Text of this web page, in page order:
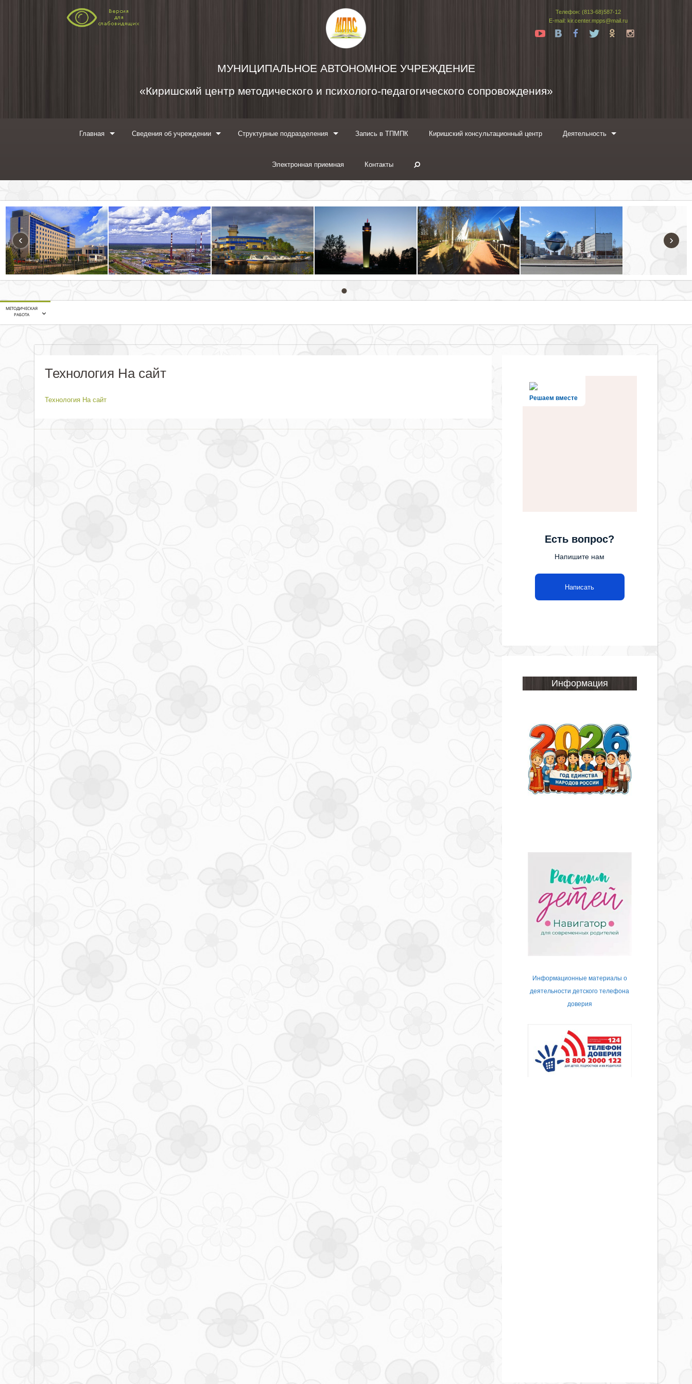
Телефон: (813-68)587-12
E-mail: kir.center.mpps@mail.ru
Yt
Tw
МУНИЦИПАЛЬНОЕ АВТОНОМНОЕ УЧРЕЖДЕНИЕ
«Киришский центр методического и психолого-педагогического сопровождения»
Главная Сведения об учреждении Структурные подразделения Запись в ТПМПК Киришский консультационный центр Деятельность
Электронная приемная Контакты
‹ ›
МЕТОДИЧЕСКАЯ
РАБОТА
Технология На сайт
Технология На сайт Решаем вместе
Есть вопрос?
Напишите нам
Написать
Информация
Информационные материалы о
деятельности детского телефона
доверия